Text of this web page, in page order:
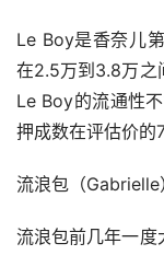
Le Boy是香奈儿
在2.5万到3.8万之
Le Boy的流通性
押成数在评估价的7
流浪包（
流浪包前几年一度